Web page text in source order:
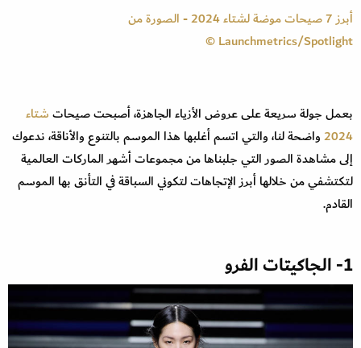
أبرز 7 صيحات موضة لشتاء 2024 - الصورة من
Launchmetrics/Spotlight ©
بعمل جولة سريعة على عروض الأزياء الجاهزة، أصبحت صيحاتشتاء
2024واضحة لنا، والتي اتسم أغلبها هذا الموسم بالتنوع والأناقة، ندعوك
إلى مشاهدة الصور التي جلبناها من مجموعات أشهر الماركات العالمية
لتكتشفي من خلالها أبرز الإتجاهات لتكوني السباقة في التأنق بها الموسم
القادم.
1- الجاكيتات الفرو